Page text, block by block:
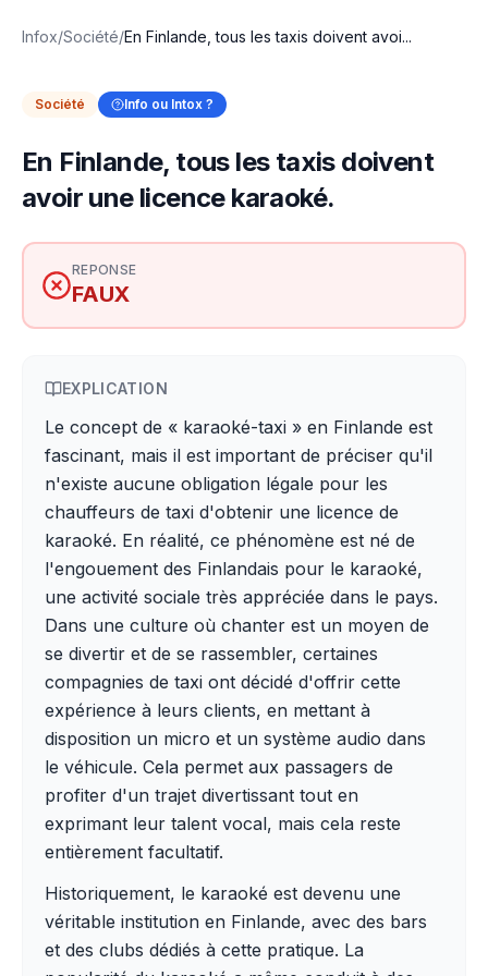
Infox/Société/En Finlande, tous les taxis doivent avoi...
Société Info ou Intox ?
En Finlande, tous les taxis doivent
avoir une licence karaoké.
REPONSE
FAUX
EXPLICATION
Le concept de « karaoké-taxi » en Finlande est
fascinant, mais il est important de préciser qu'il
n'existe aucune obligation légale pour les
chauffeurs de taxi d'obtenir une licence de
karaoké. En réalité, ce phénomène est né de
l'engouement des Finlandais pour le karaoké,
une activité sociale très appréciée dans le pays.
Dans une culture où chanter est un moyen de
se divertir et de se rassembler, certaines
compagnies de taxi ont décidé d'offrir cette
expérience à leurs clients, en mettant à
disposition un micro et un système audio dans
le véhicule. Cela permet aux passagers de
profiter d'un trajet divertissant tout en
exprimant leur talent vocal, mais cela reste
entièrement facultatif.
Historiquement, le karaoké est devenu une
véritable institution en Finlande, avec des bars
et des clubs dédiés à cette pratique. La